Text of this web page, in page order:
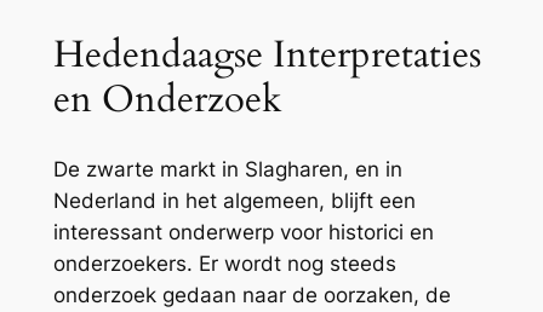
Hedendaagse Interpretaties
en Onderzoek
De zwarte markt in Slagharen, en in
Nederland in het algemeen, blijft een
interessant onderwerp voor historici en
onderzoekers. Er wordt nog steeds
onderzoek gedaan naar de oorzaken, de